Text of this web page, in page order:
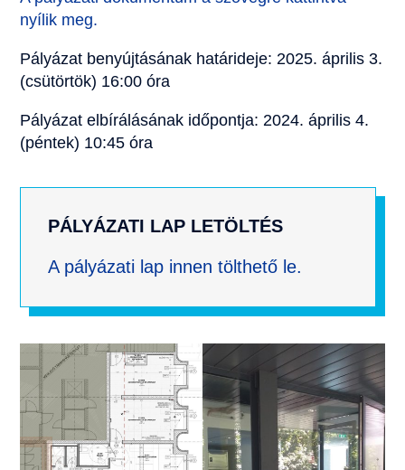
nyílik meg.
Pályázat benyújtásának határideje: 2025. április 3.
(csütörtök) 16:00 óra
Pályázat elbírálásának időpontja: 2024. április 4.
(péntek) 10:45 óra
PÁLYÁZATI LAP LETÖLTÉS
A pályázati lap innen tölthető le.